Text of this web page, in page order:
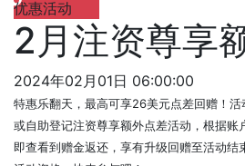
优惠活动
2月注资尊享
2024年02月01日 06:00:00
特惠乐翻天，最高可享26美元点差回赠！
或自助登记注资尊享额外点差活动，根据账
即查看到赠金返还，享有升级回赠至活动结